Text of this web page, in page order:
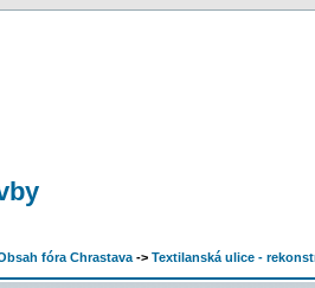
fóra Chrastava -> Textilanská ulice -